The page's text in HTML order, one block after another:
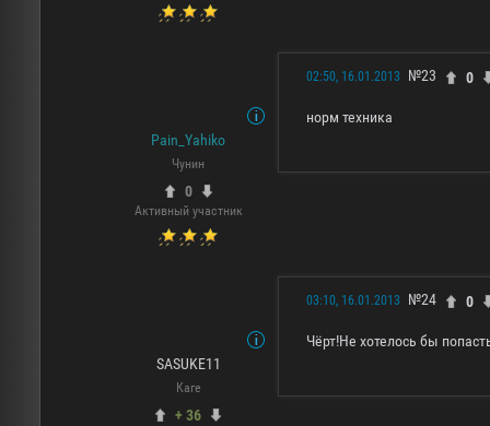
Pain_Yahiko
Чунин
0
Активный участник
02:50, 16.01.2013 №23 0
норм техника
SASUKE11
Каге
+ 36
03:10, 16.01.2013 №24 0
Чёрт!Не хотелось бы